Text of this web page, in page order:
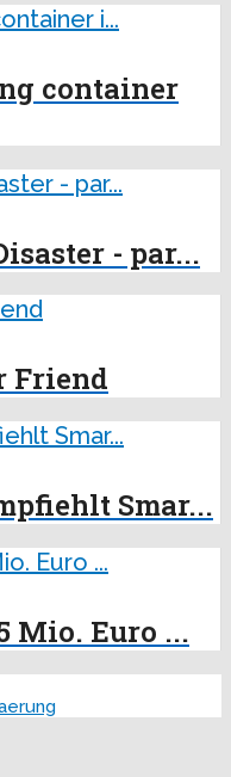
container
- par...
Friend
Smar...
Mio. Euro ...